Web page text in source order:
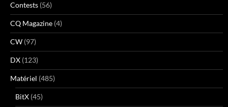
Contests (56)
CQ Magazine (4)
CW (97)
DX (123)
Matériel (485)
BitX (45)